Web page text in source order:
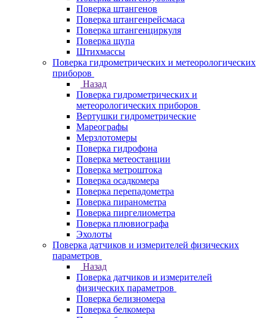
Поверка штангенов
Поверка штангенрейсмаса
Поверка штангенциркуля
Поверка щупа
Штихмассы
Поверка гидрометрических и метеорологических
приборов
Назад
Поверка гидрометрических и
метеорологических приборов
Вертушки гидрометрические
Мареографы
Мерзлотомеры
Поверка гидрофона
Поверка метеостанции
Поверка метроштока
Поверка осадкомера
Поверка перепадометра
Поверка пиранометра
Поверка пиргелиометра
Поверка плювиографа
Эхолоты
Поверка датчиков и измерителей физических
параметров
Назад
Поверка датчиков и измерителей
физических параметров
Поверка белизномера
Поверка белкомера